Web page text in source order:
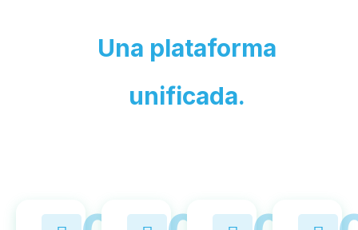
Una plataforma
unificada.